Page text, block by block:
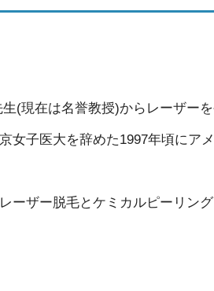
(現在は名誉教授)からレーザー
女子医大を辞めた1997年頃にア
ーザー脱毛とケミカルピーリン